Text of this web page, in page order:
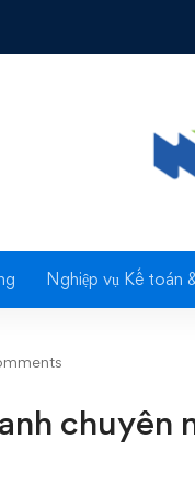
Nghiệp vụ Kế toán
ngành kế toán -
chuyên